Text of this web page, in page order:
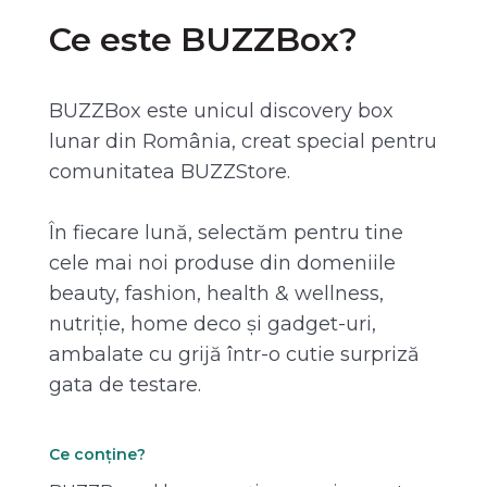
Ce este BUZZBox?
BUZZBox este unicul discovery box
lunar din România, creat special pentru
comunitatea BUZZStore.
În fiecare lună, selectăm pentru tine
cele mai noi produse din domeniile
beauty, fashion, health & wellness,
nutriție, home deco și gadget-uri,
ambalate cu grijă într-o cutie surpriză
gata de testare.
Ce conține?